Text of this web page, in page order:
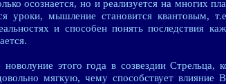
осознается, но и реализуется на многих
уроки, мышление становится квантовым,
и способен понять последствия
новолуние этого года в созвездии Стрельца,
мягкую, чему способствует влияние